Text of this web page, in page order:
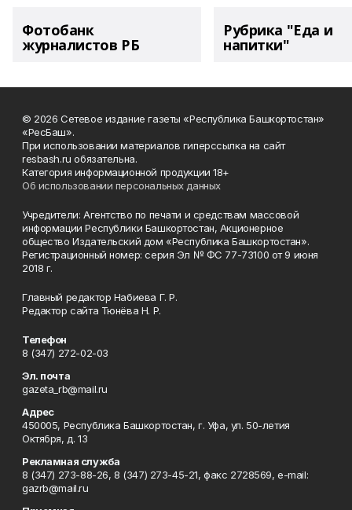
Фотобанк
журналистов РБ
Рубрика "Еда и
напитки"
© 2026 Сетевое издание газеты «Республика Башкортостан»
«РесБаш».
При использовании материалов гиперссылка на сайт
resbash.ru обязательна.
Категория информационной продукции 18+
Об использовании персональных данных
Учредители: Агентство по печати и средствам массовой
информации Республики Башкортостан, Акционерное
общество Издательский дом «Республика Башкортостан».
Регистрационный номер: серия Эл № ФС 77-73100 от 9 июня
2018 г.
Главный редактор Набиева Г. Р.
Редактор сайта Тюнёва Н. Р.
Телефон
8 (347) 272-02-03
Эл. почта
gazeta_rb@mail.ru
Адрес
450005, Республика Башкортостан, г. Уфа, ул. 50-летия
Октября, д. 13
Рекламная служба
8 (347) 273-88-26, 8 (347) 273-45-21, факс 2728569, e-mail:
gazrb@mail.ru